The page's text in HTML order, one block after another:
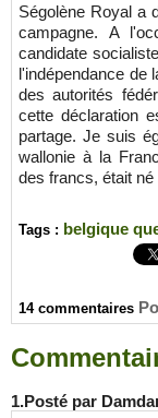
Ségolène Royal a
campagne. A
candidate
l'indépendance de
des autorités
cette déclaration
partage. Je suis
wallonie à la
des francs, était né
Tags : belgique
14 commentaires
1.Posté par